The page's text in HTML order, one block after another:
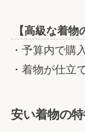
【高級な着物
・予算内で購
・着物が仕立
安い着物の